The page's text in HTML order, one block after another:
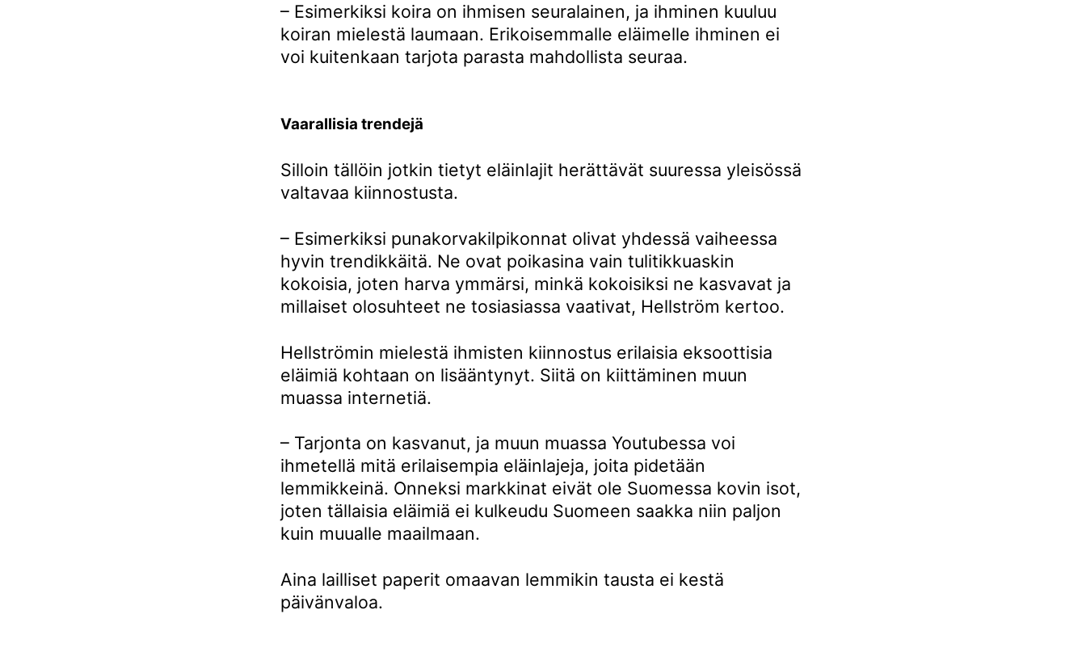
– Esimerkiksi koira on ihmisen seuralainen, ja ihminen kuuluu
koiran mielestä laumaan. Erikoisemmalle eläimelle ihminen ei
voi kuitenkaan tarjota parasta mahdollista seuraa.
Vaarallisia trendejä
Silloin tällöin jotkin tietyt eläinlajit herättävät suuressa yleisössä
valtavaa kiinnostusta.
– Esimerkiksi punakorvakilpikonnat olivat yhdessä vaiheessa
hyvin trendikkäitä. Ne ovat poikasina vain tulitikkuaskin
kokoisia, joten harva ymmärsi, minkä kokoisiksi ne kasvavat ja
millaiset olosuhteet ne tosiasiassa vaativat, Hellström kertoo.
Hellströmin mielestä ihmisten kiinnostus erilaisia eksoottisia
eläimiä kohtaan on lisääntynyt. Siitä on kiittäminen muun
muassa internetiä.
– Tarjonta on kasvanut, ja muun muassa Youtubessa voi
ihmetellä mitä erilaisempia eläinlajeja, joita pidetään
lemmikkeinä. Onneksi markkinat eivät ole Suomessa kovin isot,
joten tällaisia eläimiä ei kulkeudu Suomeen saakka niin paljon
kuin muualle maailmaan.
Aina lailliset paperit omaavan lemmikin tausta ei kestä
päivänvaloa.